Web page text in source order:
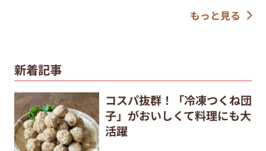
もっと見る
新着記事
コスパ抜群！「冷凍つくね団
子」がおいしくて料理にも大
活躍